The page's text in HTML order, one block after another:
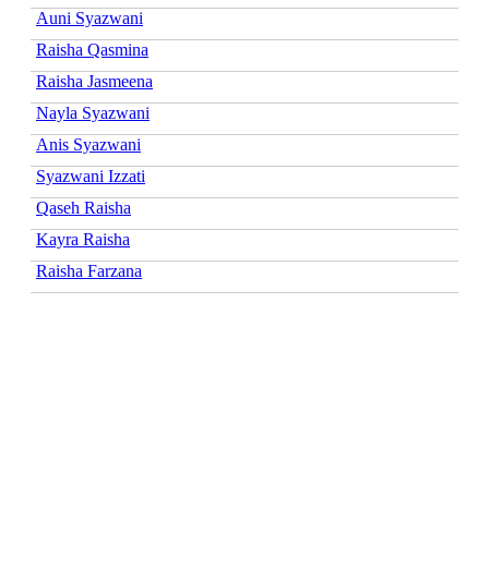
Auni Syazwani
Raisha Qasmina
Raisha Jasmeena
Nayla Syazwani
Anis Syazwani
Syazwani Izzati
Qaseh Raisha
Kayra Raisha
Raisha Farzana